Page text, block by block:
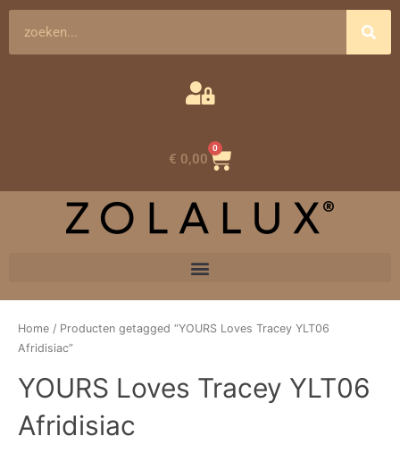
m
€ 0,00
0
Winkelwagen
Home / Producten getagged “YOURS Loves Tracey YLT06
Afridisiac”
YOURS Loves Tracey YLT06
Afridisiac